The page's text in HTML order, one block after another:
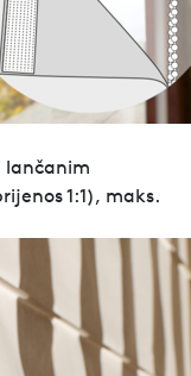
lančanim
1:1), maks.